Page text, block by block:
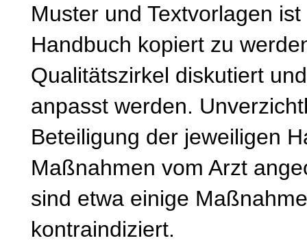
Muster und Textvorlagen
Handbuch kopiert zu
Qualitätszirkel diskutiert
anpasst werden.
Beteiligung der jeweiligen
Maßnahmen vom Arzt
sind etwa einige
kontraindiziert.